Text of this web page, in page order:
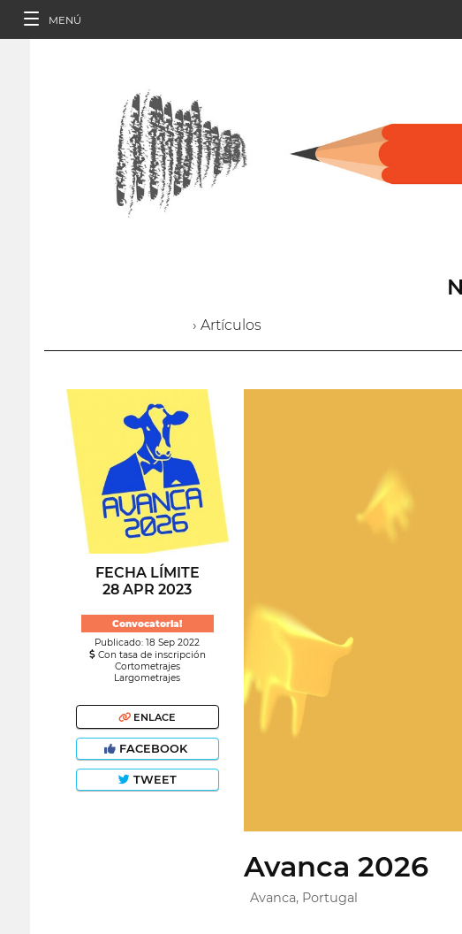
MENÚ
› Artículos
FECHA LÍMITE
28 APR 2023
Convocatoria!
Publicado: 18 Sep 2022
Con tasa de inscripción
Cortometrajes
Largometrajes
ENLACE
FACEBOOK
TWEET
Avanca 2026
Avanca, Portugal